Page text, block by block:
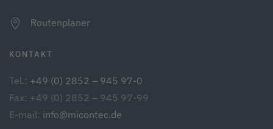
Routenplaner
KONTAKT
Tel.: +49 (0) 2852 – 945 97-0
Fax: +49 (0) 2852 – 945 97-99
E-mail: info@micontec.de